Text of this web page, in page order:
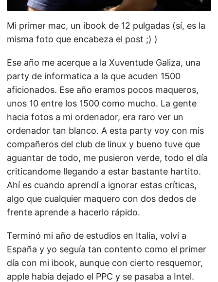
Mi primer mac, un ibook de 12 pulgadas (sí, es la
misma foto que encabeza el post ;) )
Ese año me acerque a la Xuventude Galiza, una
party de informatica a la que acuden 1500
aficionados. Ese año eramos pocos maqueros,
unos 10 entre los 1500 como mucho. La gente
hacia fotos a mi ordenador, era raro ver un
ordenador tan blanco. A esta party voy con mis
compañeros del club de linux y bueno tuve que
aguantar de todo, me pusieron verde, todo el día
criticandome llegando a estar bastante hartito.
Ahí es cuando aprendí a ignorar estas críticas,
algo que cualquier maquero con dos dedos de
frente aprende a hacerlo rápido.
Terminó mi año de estudios en Italia, volví a
España y yo seguía tan contento como el primer
día con mi ibook, aunque con cierto resquemor,
apple había dejado el PPC y se pasaba a Intel.